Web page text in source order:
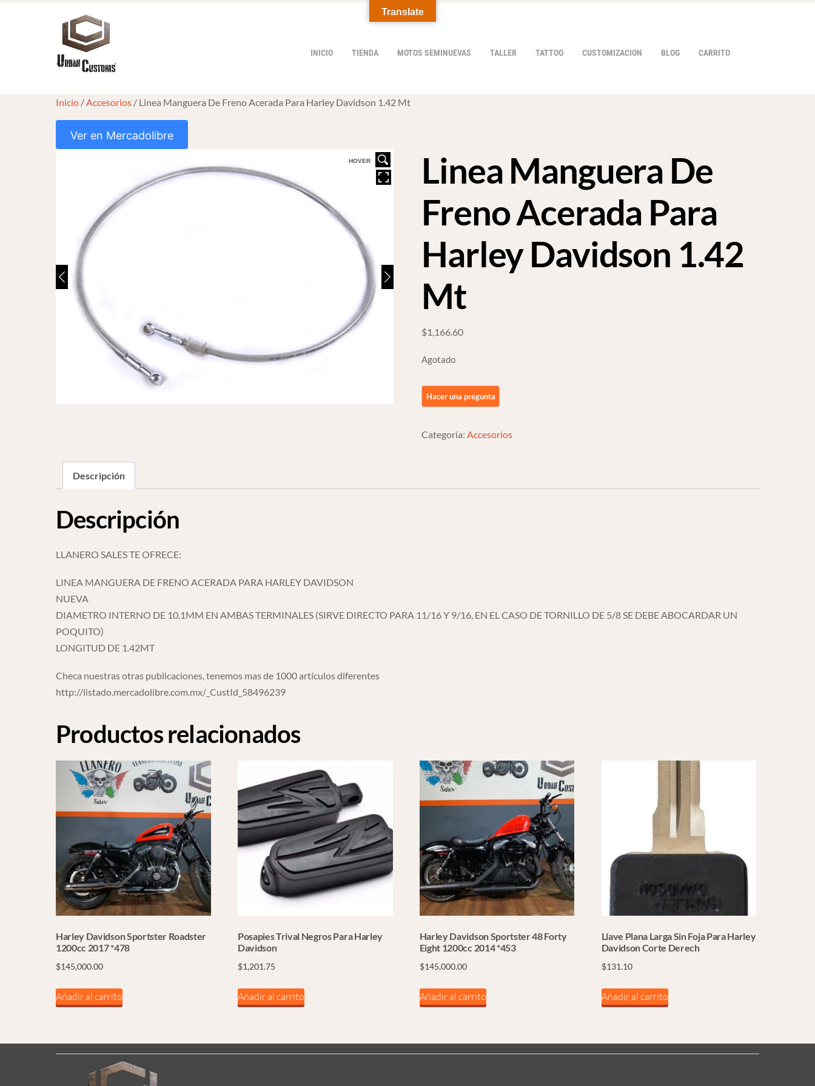
INICIO TIENDA MOTOS SEMINUEVAS TALLER TATTOO CUSTOMIZACION BLOG CARRITO
Inicio /Accesorios / Linea Manguera De Freno Acerada Para Harley Davidson 1.42 Mt
Ver en Mercadolibre
HOVER HOVER
Linea Manguera De
Freno Acerada Para
Harley Davidson 1.42
Mt
$1,166.60
Agotado
Categoría:Accesorios
Descripción
Descripción
LLANERO SALES TE OFRECE:
LINEA MANGUERA DE FRENO ACERADA PARA HARLEY DAVIDSON
NUEVA
DIAMETRO INTERNO DE 10.1MM EN AMBAS TERMINALES (SIRVE DIRECTO PARA 11/16 Y 9/16, EN EL CASO DE TORNILLO DE 5/8 SE DEBE ABOCARDAR UN
POQUITO)
LONGITUD DE 1.42MT
Checa nuestras otras publicaciones, tenemos mas de 1000 artículos diferentes
http://listado.mercadolibre.com.mx/_CustId_58496239
Productos relacionados
Harley Davidson Sportster Roadster
1200cc 2017 *478
$145,000.00
Añadir al carrito
Posapies Trival Negros Para Harley
Davidson
$1,201.75
Añadir al carrito
Harley Davidson Sportster 48 Forty
Eight 1200cc 2014 *453
$145,000.00
Añadir al carrito
Llave Plana Larga Sin Foja Para Harley
Davidson Corte Derech
$131.10
Añadir al carrito
Translate